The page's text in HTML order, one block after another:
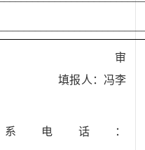
：钟宇 审
报人： 冯李
电话：